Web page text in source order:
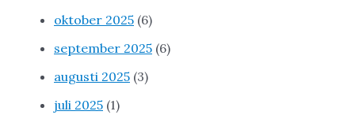
oktober 2025 (6)
september 2025 (6)
augusti 2025 (3)
juli 2025 (1)